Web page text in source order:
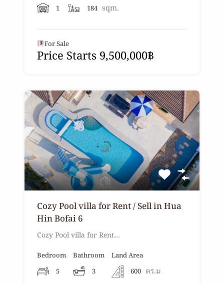
1
184 sqm.
For Sale
Price Starts 9,500,000฿
Cozy Pool villa for Rent / Sell in Hua
Hin Bofai 6
Cozy Pool villa for Rent…
Bedroom
5
Bathroom
3
Land Area
600 ตร.ม